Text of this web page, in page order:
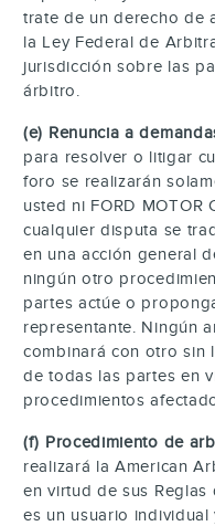
trate de un derecho de
la Ley Federal de
jurisdicción sobre las
árbitro.
(e) Renuncia a
para resolver o litigar
foro se realizarán
usted ni FORD MOTOR
cualquier disputa se
en una acción general
ningún otro
partes actúe o
representante. Ningún
combinará con otro sin
de todas las partes en
procedimientos
(f) Procedimiento de
realizará la American
en virtud de sus
es un usuario individual